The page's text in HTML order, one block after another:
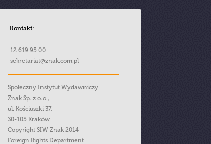
Kontakt:
12 619 95 00
sekretariat@znak.com.pl
Społeczny Instytut Wydawniczy
Znak Sp. z o.o.,
ul. Kościuszki 37,
30-105 Kraków
Copyright SIW Znak 2014
Foreign Rights Department